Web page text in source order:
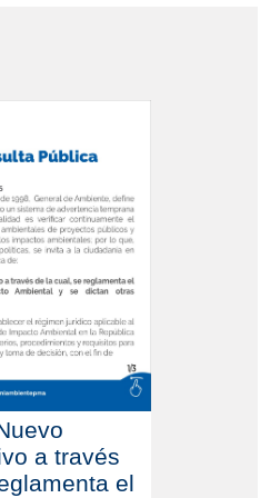
a través
el